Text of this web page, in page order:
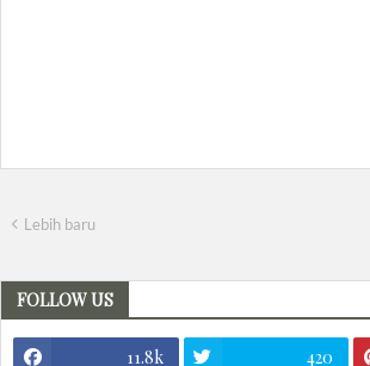
Lebih baru
FOLLOW US
11.8k 420